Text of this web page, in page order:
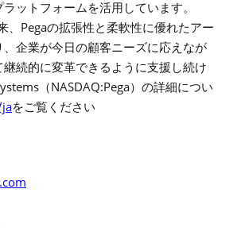
ットフォームを活用しています。
、 Pegaの拡張性と柔軟性に優れたアー
、企業が今日の顧客ニーズに応えなが
継続的に変革できるように支援し続け
（NASDAQ:Pega）の詳細につい
をご覧ください
Ryan